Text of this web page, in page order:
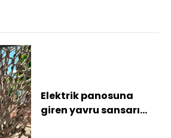
Elektrik panosuna
giren yavru sansarı